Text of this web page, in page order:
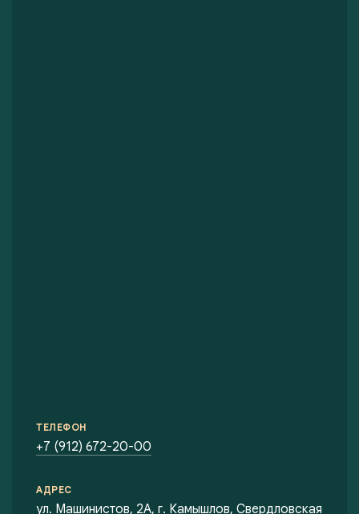
ТЕЛЕФОН
+7 (912) 672-20-00
АДРЕС
ул. Машинистов, 2А, г. Камышлов, Свердловская